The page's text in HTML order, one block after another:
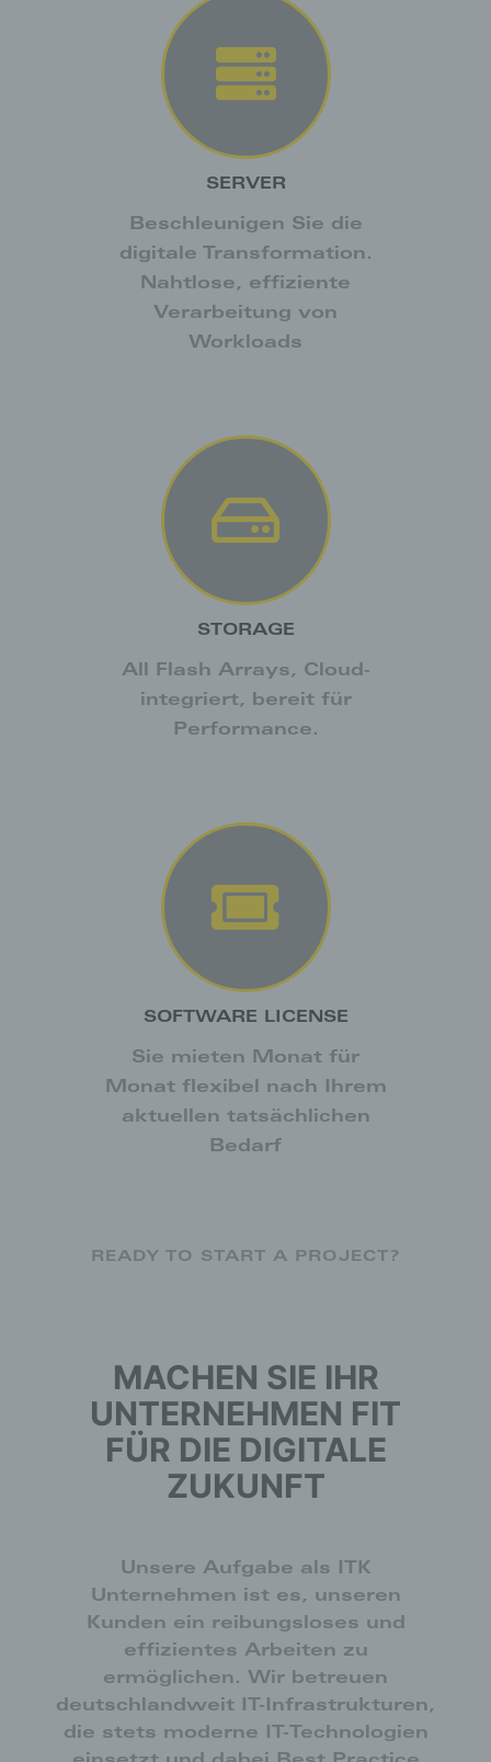
SERVER
Beschleunigen Sie die
digitale Transformation.
Nahtlose, effiziente
Verarbeitung von
Workloads
STORAGE
All Flash Arrays, Cloud-
integriert, bereit für
Performance.
SOFTWARE LICENSE
Sie mieten Monat für
Monat flexibel nach Ihrem
aktuellen tatsächlichen
Bedarf
READY TO START A PROJECT?
MACHEN SIE IHR
UNTERNEHMEN FIT
FÜR DIE DIGITALE
ZUKUNFT
Unsere Aufgabe als ITK
Unternehmen ist es, unseren
Kunden ein reibungsloses und
effizientes Arbeiten zu
ermöglichen. Wir betreuen
deutschlandweit IT-Infrastrukturen,
die stets moderne IT-Technologien